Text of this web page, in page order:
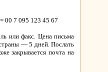
00 7 095 123 45 67
или факс. Цена письма
— 5 дней. Послать
закрывается почта на